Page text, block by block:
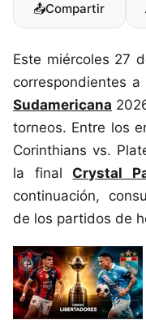
📤Compartir
Este miércoles 27
correspondientes
Sudamericana
torneos. Entre los
Corinthians vs.
la final Crystal
continuación,
de los partidos de